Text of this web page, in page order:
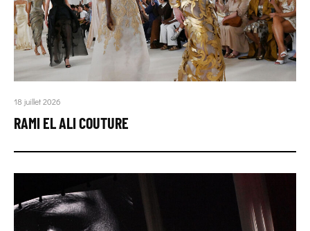
18 juillet 2026
RAMI EL ALI COUTURE